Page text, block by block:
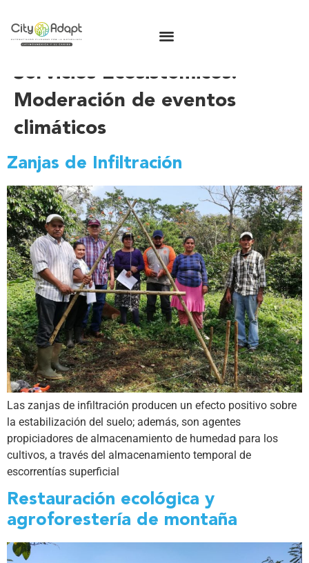
Servicios Ecosistémicos:
Moderación de eventos
climáticos
Zanjas de Infiltración
Las zanjas de infiltración producen un efecto positivo sobre
la estabilización del suelo; además, son agentes
propiciadores de almacenamiento de humedad para los
cultivos, a través del almacenamiento temporal de
escorrentías superficial
Restauración ecológica y
agroforestería de montaña